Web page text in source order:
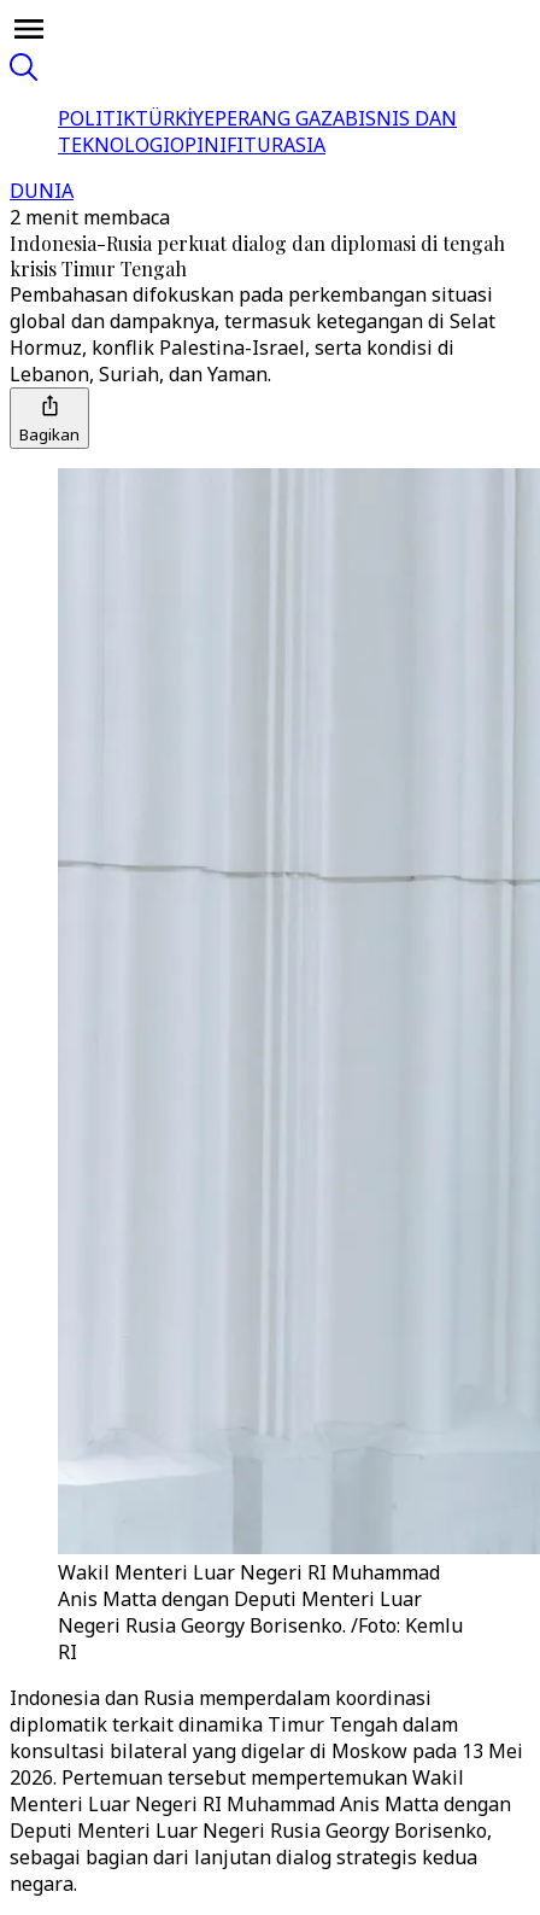
POLITIKTÜRKİYEPERANG GAZABISNIS DAN
TEKNOLOGIOPINIFITURASIA
DUNIA
2 menit membaca
Indonesia-Rusia perkuat dialog dan diplomasi di tengah
krisis Timur Tengah
Pembahasan difokuskan pada perkembangan situasi
global dan dampaknya, termasuk ketegangan di Selat
Hormuz, konflik Palestina-Israel, serta kondisi di
Lebanon, Suriah, dan Yaman.
Bagikan
Wakil Menteri Luar Negeri RI Muhammad
Anis Matta dengan Deputi Menteri Luar
Negeri Rusia Georgy Borisenko. /Foto: Kemlu
RI
Indonesia dan Rusia memperdalam koordinasi
diplomatik terkait dinamika Timur Tengah dalam
konsultasi bilateral yang digelar di Moskow pada 13 Mei
2026. Pertemuan tersebut mempertemukan Wakil
Menteri Luar Negeri RI Muhammad Anis Matta dengan
Deputi Menteri Luar Negeri Rusia Georgy Borisenko,
sebagai bagian dari lanjutan dialog strategis kedua
negara.